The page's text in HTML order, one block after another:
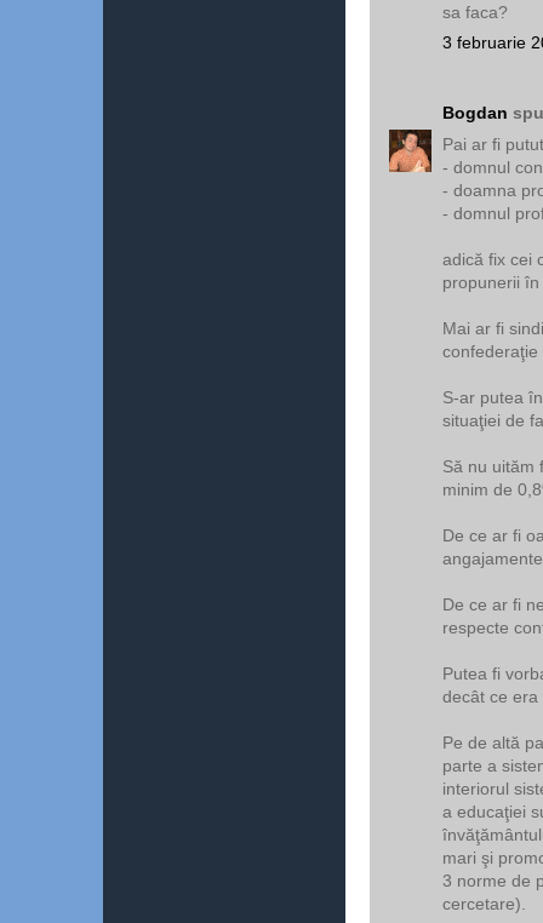
sa faca?
3 februarie
Bogdan
Pai ar fi
- domnul
- doamna
- domnul
adică fix cei
propunerii
Mai ar fi
confederaţie
S-ar putea
situaţiei de
Să nu uităm
minim de
De ce ar fi
De ce ar fi
respecte
Putea fi
decât ce era
Pe de altă
parte a
interiorul
a educaţiei
mari şi
3 norme de
cercetare).